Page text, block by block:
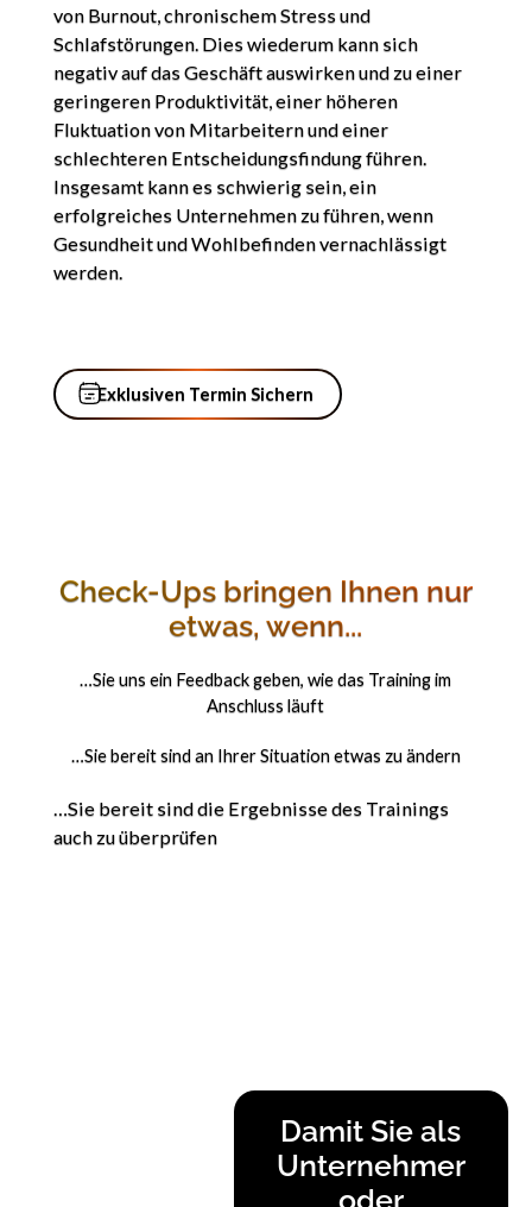
von Burnout, chronischem Stress und
Schlafstörungen. Dies wiederum kann sich
negativ auf das Geschäft auswirken und zu einer
geringeren Produktivität, einer höheren
Fluktuation von Mitarbeitern und einer
schlechteren Entscheidungsfindung führen.
Insgesamt kann es schwierig sein, ein
erfolgreiches Unternehmen zu führen, wenn
Gesundheit und Wohlbefinden vernachlässigt
werden.
Exklusiven Termin Sichern
Exklusiven Termin Sichern
Check-Ups bringen Ihnen nur
etwas, wenn...
…Sie uns ein Feedback geben, wie das Training im
Anschluss läuft
…Sie bereit sind an Ihrer Situation etwas zu ändern
…Sie bereit sind die Ergebnisse des Trainings
auch zu überprüfen
Damit Sie als
Unternehmer